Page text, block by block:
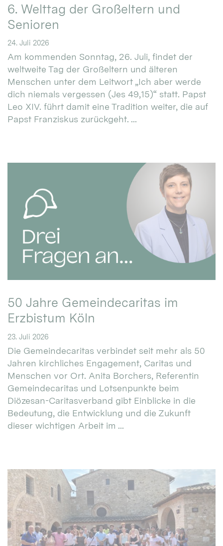
6. Welttag der Großeltern und
Senioren
24. Juli 2026
Am kommenden Sonntag, 26. Juli, findet der
weltweite Tag der Großeltern und älteren
Menschen unter dem Leitwort „Ich aber werde
dich niemals vergessen (Jes 49,15)“ statt. Papst
Leo XIV. führt damit eine Tradition weiter, die auf
Papst Franziskus zurückgeht. ...
50 Jahre Gemeindecaritas im
Erzbistum Köln
23. Juli 2026
Die Gemeindecaritas verbindet seit mehr als 50
Jahren kirchliches Engagement, Caritas und
Menschen vor Ort. Anita Borchers, Referentin
Gemeindecaritas und Lotsenpunkte beim
Diözesan-Caritasverband gibt Einblicke in die
Bedeutung, die Entwicklung und die Zukunft
dieser wichtigen Arbeit im ...